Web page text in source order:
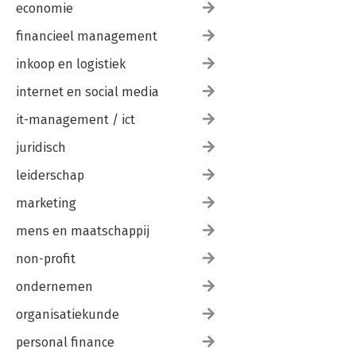
economie
financieel management
inkoop en logistiek
internet en social media
it-management / ict
juridisch
leiderschap
marketing
mens en maatschappij
non-profit
ondernemen
organisatiekunde
personal finance